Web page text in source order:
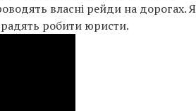
власні рейди на дорогах.
радять робити юристи.